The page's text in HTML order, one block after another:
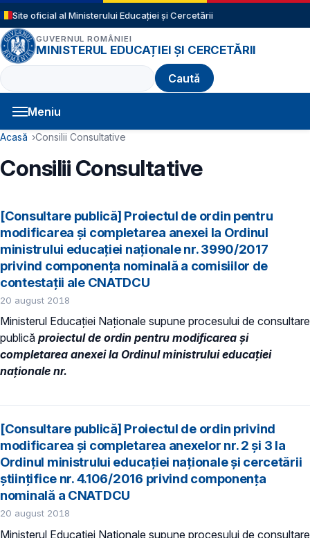
Sari la conținutul principal
Site oficial al Ministerului Educației și Cercetării
GUVERNUL ROMÂNIEI
MINISTERUL EDUCAȚIEI ȘI CERCETĂRII
Caută
Meniu
Navigație principală
Cale de navigare
Acasă Consilii Consultative
Consilii Consultative
[Consultare publică] Proiectul de ordin pentru
modificarea și completarea anexei la Ordinul
ministrului educației naționale nr. 3990/2017
privind componența nominală a comisiilor de
contestații ale CNATDCU
20 august 2018
Ministerul Educației Naționale supune procesului de consultare
publică proiectul de ordin pentru modificarea și
completarea anexei la Ordinul ministrului educației
naționale nr.
[Consultare publică] Proiectul de ordin privind
modificarea și completarea anexelor nr. 2 și 3 la
Ordinul ministrului educației naționale și cercetării
științifice nr. 4.106/2016 privind componența
nominală a CNATDCU
20 august 2018
Ministerul Educației Naționale supune procesului de consultare